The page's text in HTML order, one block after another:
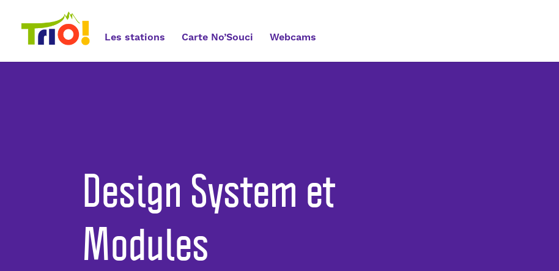
Les stations Carte No’Souci Webcams
Design System et
Modules